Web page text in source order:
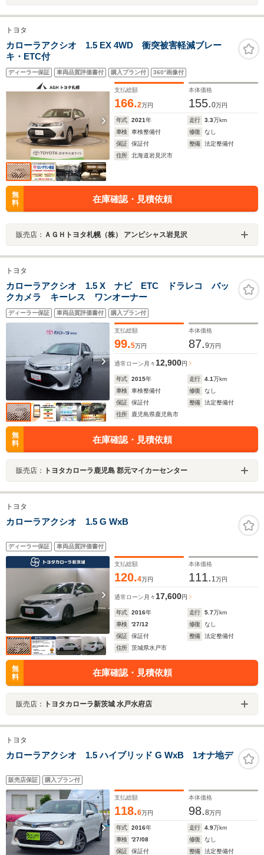
トヨタ
カローラアクシオ 1.5 EX 4WD 衝突被害軽減ブレー
キ・ETC付
ディーラー保証 車両品質評価書付 購入プラン付 360°画像付
支払総額
166.2万円
本体価格
155.0万円
年式 2021年 走行 3.3万km
車検
車検整備付 修復
なし
保証
保証付 整備
法定整備付
住所
北海道岩見沢市
無
料
在庫確認・見積依頼
販売店： ＡＧＨトヨタ札幌（株） アンビシャス岩見沢
トヨタ
カローラアクシオ 1.5 X ナビ ETC ドラレコ バッ
クカメラ キーレス ワンオーナー
ディーラー保証 車両品質評価書付 購入プラン付
支払総額
99.5万円
本体価格
87.9万円
通常ローン 月々12,900円
年式 2015年 走行 4.1万km
車検
車検整備付 修復
なし
保証
保証付 整備
法定整備付
住所
鹿児島県鹿児島市
無
料
在庫確認・見積依頼
販売店： トヨタカローラ鹿児島 郡元マイカーセンター
トヨタ
カローラアクシオ 1.5 G WxB
ディーラー保証 車両品質評価書付
支払総額
120.4万円
本体価格
111. 1万円
通常ローン 月々 17,600円
年式 2016年 走行 5.7万km
車検
'27/12 修復
なし
保証
保証付 整備
法定整備付
住所
茨城県水戸市
無
料
在庫確認・見積依頼
販売店： トヨタカローラ新茨城 水戸水府店
トヨタ
カローラアクシオ 1.5 ハイブリッド G WxB 1オナ地デ
販売店保証 購入プラン付
支払総額
118.6万円
本体価格
98.8万円
年式 2016年 走行 4.9万km
車検
'27/08 修復
なし
保証
保証付 整備
法定整備付